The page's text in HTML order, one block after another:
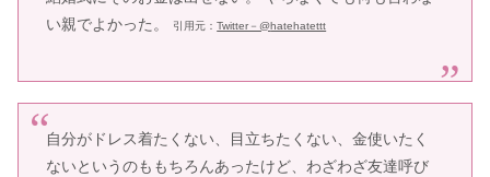
い親でよかった。
引用元：Twitter－@hatehatettt
自分がドレス着たくない、目立ちたくない、金使いたく
ないというのももちろんあったけど、わざわざ友達呼び